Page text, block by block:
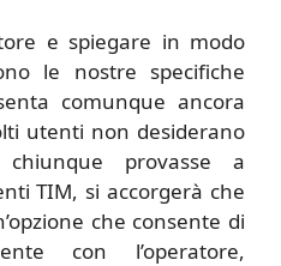
e spiegare in modo
le nostre specifiche
comunque ancora
utenti non desiderano
provasse a
TIM, si accorgerà che
che consente di
con l’operatore,